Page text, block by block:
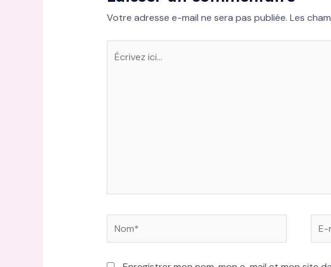
Votre adresse e-mail ne sera pas publiée. Les
Écrivez
Nom*
E-
mail*